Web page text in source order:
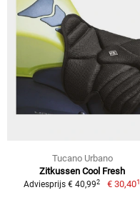
Tucano Urbano
Zitkussen Cool Fresh
Adviesprijs € 40,992 € 30,401